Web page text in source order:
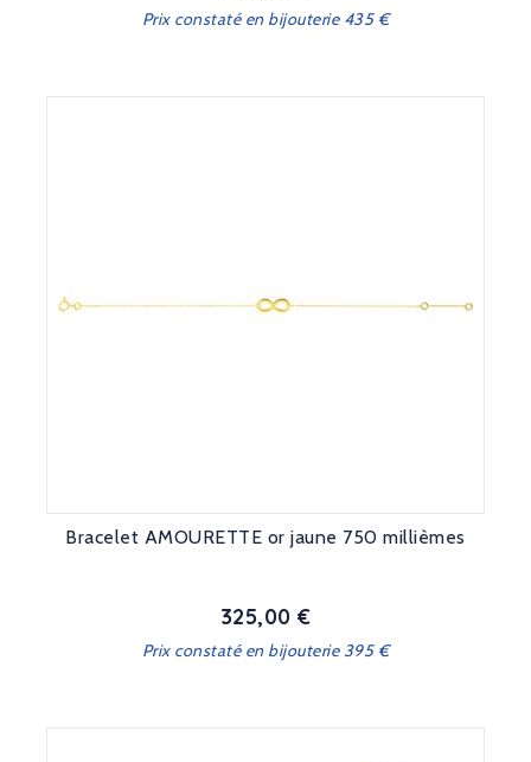
Prix constaté en bijouterie 435 €
Bracelet AMOURETTE or jaune 750 millièmes
Prix
325,00 €
Prix constaté en bijouterie 395 €